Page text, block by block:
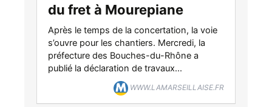
du fret à Mourepiane
Après le temps de la concertation, la voie
s’ouvre pour les chantiers. Mercredi, la
préfecture des Bouches-du-Rhône a
publié la déclaration de travaux...
WWW.LAMARSEILLAISE.FR